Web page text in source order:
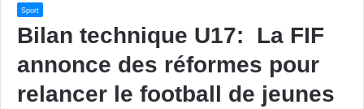
Sport
Bilan technique U17: La FIF
annonce des réformes pour
relancer le football de jeunes